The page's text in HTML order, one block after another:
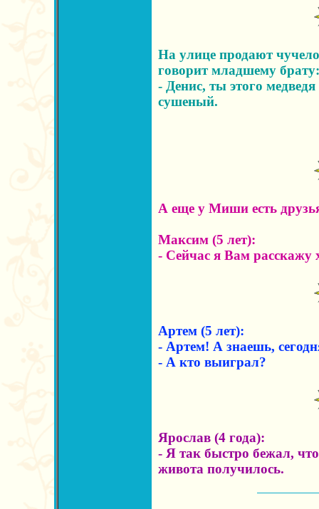
На улице продают
говорит младшему брату:
- Денис, ты этого
сушеный.
А еще у Миши есть
Максим (5 лет):
- Сейчас я Вам расскажу
Артем (5 лет):
- Артем! А знаешь,
- А кто выиграл?
Ярослав (4 года):
- Я так быстро бежал,
живота получилось.